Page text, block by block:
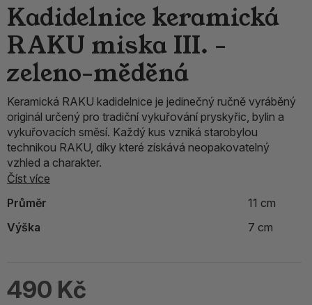
Kadidelnice keramická
RAKU miska III. -
zeleno-měděná
Keramická RAKU kadidelnice je jedinečný ručně vyráběný
originál určený pro tradiční vykuřování pryskyřic, bylin a
vykuřovacích směsí. Každý kus vzniká starobylou
technikou RAKU, díky které získává neopakovatelný
vzhled a charakter.
Číst více
Průměr
11 cm
Výška
7 cm
490 Kč